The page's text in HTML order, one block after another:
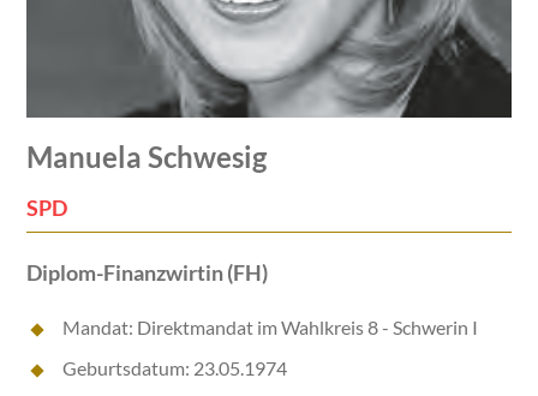
Manuela Schwesig
SPD
Diplom-Finanzwirtin (FH)
Mandat: Direktmandat im Wahlkreis 8 - Schwerin I
Geburtsdatum: 23.05.1974